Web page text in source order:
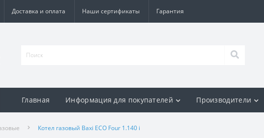
Доставка и оплата Наши сертификаты Гарантия
Главная Информация для покупателей Производители
Котел газовый Baxi ECO Four 1.140 i